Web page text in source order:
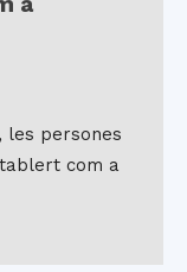
les persones
com a